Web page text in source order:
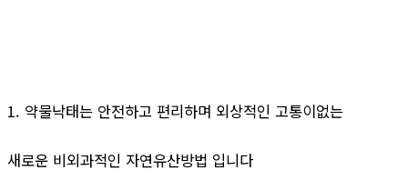
1. 약물낙태는 안전하고 편리하며 외상적인 고통이없는
새로운 비외과적인 자연유산방법 입니다